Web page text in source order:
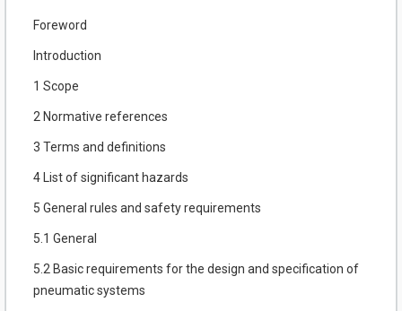
Foreword
Introduction
1 Scope
2 Normative references
3 Terms and definitions
4 List of significant hazards
5 General rules and safety requirements
5.1 General
5.2 Basic requirements for the design and specification of
pneumatic systems